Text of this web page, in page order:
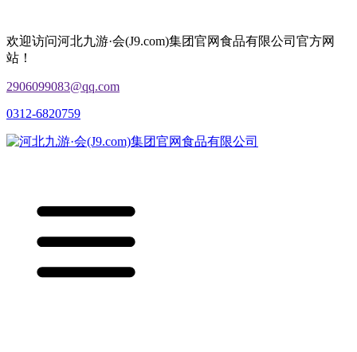
欢迎访问河北九游·会(J9.com)集团官网食品有限公司官方网
站！
2906099083@qq.com
0312-6820759